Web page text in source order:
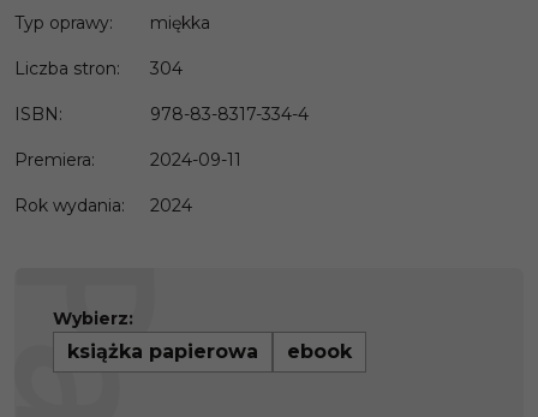
Typ oprawy: miękka
Liczba stron: 304
ISBN: 978-83-8317-334-4
Premiera: 2024-09-11
Rok wydania: 2024
Wybierz:
książka papierowa ebook